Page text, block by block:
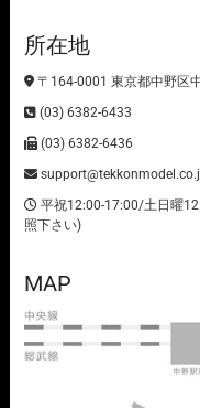
所在地
〒164-0001 東京都中野区
(03) 6382-6433
(03) 6382-6436
平祝12:00-17:00/土日曜
照下さい)
MAP